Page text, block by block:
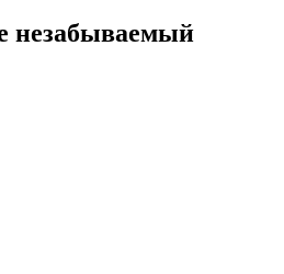
незабываемый